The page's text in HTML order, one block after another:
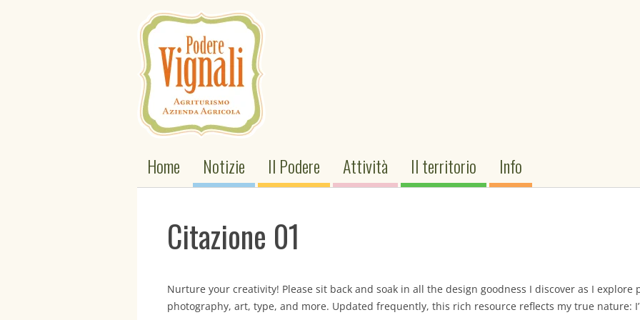
contenuto
Home Notizie Il Podere Attività Il territorio Info
Citazione 01
Nurture your creativity! Please sit back and soak in all the design goodness I discover as I explore
photography, art, type, and more. Updated frequently, this rich resource reflects my true nature: